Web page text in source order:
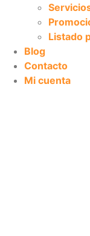
Listado
Blog
Contacto
Mi cuenta